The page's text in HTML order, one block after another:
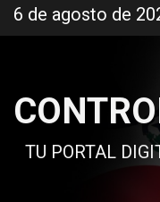
al
6 de agosto de
TU PORTAL